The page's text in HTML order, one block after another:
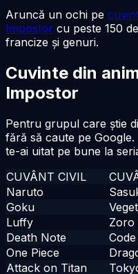
Aruncă un ochi pe
Impostor cu peste 150
francize și genuri.
Cuvinte din
Impostor
Pentru grupul care știe
fără să caute pe
te-ai uitat pe bune la
CUVÂNT CIVIL
Naruto
Goku
Luffy
Zoro
Death Note
One Piece
Attack on Titan